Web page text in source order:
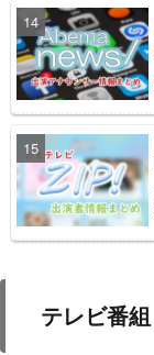
テレビ番組